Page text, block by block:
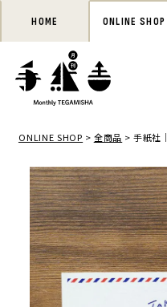
HOME ONLINE SHOP
ONLINE SHOP 全商品 手紙社